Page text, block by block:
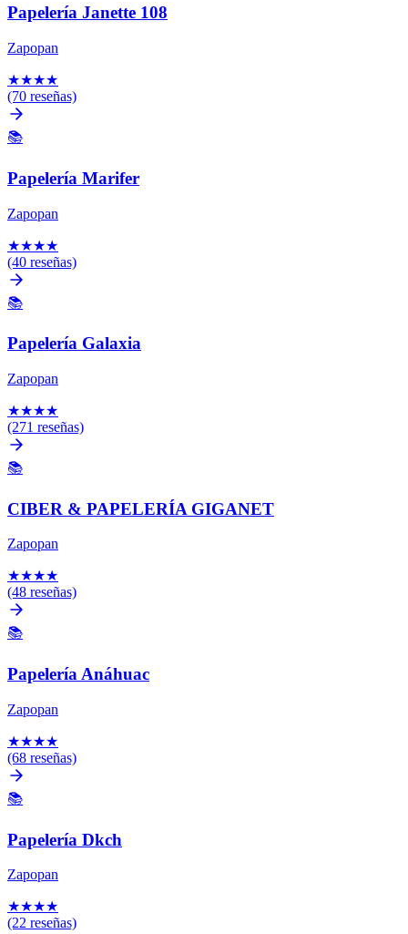
Papelería Janette 108
Zapopan
★★★★
(70 reseñas)
📚
Papelería Marifer
Zapopan
★★★★
(40 reseñas)
📚
Papelería Galaxia
Zapopan
★★★★
(271 reseñas)
📚
CIBER & PAPELERÍA GIGANET
Zapopan
★★★★
(48 reseñas)
📚
Papelería Anáhuac
Zapopan
★★★★
(68 reseñas)
📚
Papelería Dkch
Zapopan
★★★★
(22 reseñas)